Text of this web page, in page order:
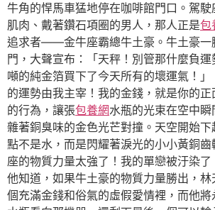
牛角的悍馬車猛地停在咖啡館門口。駕
肌肉、戴著鑽石項圈的男人，那人正是包
追求者——金牛座霸總牛土豪。牛土豪一
門，大聲宣布：「天秤！別管那什麼負
噸的純金箔買下了今天所有的壞運氣！
的運勢由我主宰！我的金錢，就是你的
的行為，讓張包養網水瓶的光束在空中
雜著銅臭味的金色光芒對撞。天空開始
點不是水，而是閃耀著淚光的小小黃銅
座的物質力量太強了！我的單戀被汙染了
他知道，如果牛土豪的物質力量勝出，
個充滿金錢和俗氣的虛假愛情裡，而他